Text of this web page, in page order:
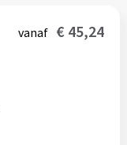
vanaf € 45,24